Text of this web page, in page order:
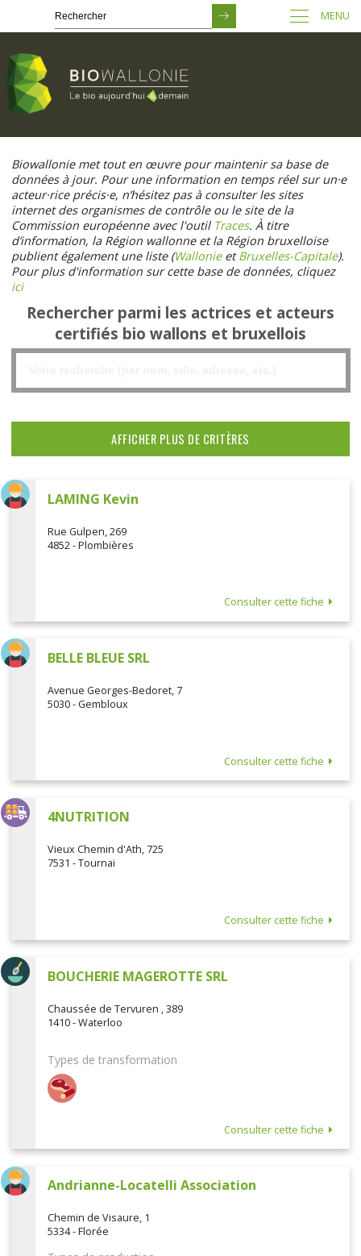
contenu
principal
MENU
Biowallonie met tout en œuvre pour maintenir sa base de
données à jour. Pour une information en temps réel sur un·e
acteur·rice précis·e, n’hésitez pas à consulter les sites
internet des organismes de contrôle ou le site de la
Commission européenne avec l'outil Traces. À titre
d’information, la Région wallonne et la Région bruxelloise
publient également une liste (WallonieetBruxelles-Capitale).
Pour plus d'information sur cette base de données, cliquez
ici
Rechercher parmi les actrices et acteurs
certifiés bio wallons et bruxellois
LAMING Kevin
Rue Gulpen, 269
4852 - Plombières
Consulter cette fiche
BELLE BLEUE SRL
Avenue Georges-Bedoret, 7
5030 - Gembloux
Consulter cette fiche
4NUTRITION
Vieux Chemin d'Ath, 725
7531 - Tournai
Consulter cette fiche
BOUCHERIE MAGEROTTE SRL
Chaussée de Tervuren , 389
1410 - Waterloo
Types de transformation
Consulter cette fiche
Andrianne-Locatelli Association
Chemin de Visaure, 1
5334 - Florée
AFFICHER PLUS DE CRITÈRES